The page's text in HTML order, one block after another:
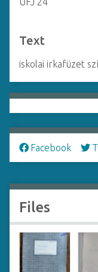
Text
iskolai irkafüzet
Facebook
Files